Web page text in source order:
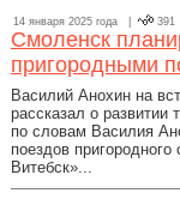
14 января 2025 года | 391
Смоленск
пригородными
Василий Анохин на
рассказал о развитии
по словам Василия
поездов
Витебск»...